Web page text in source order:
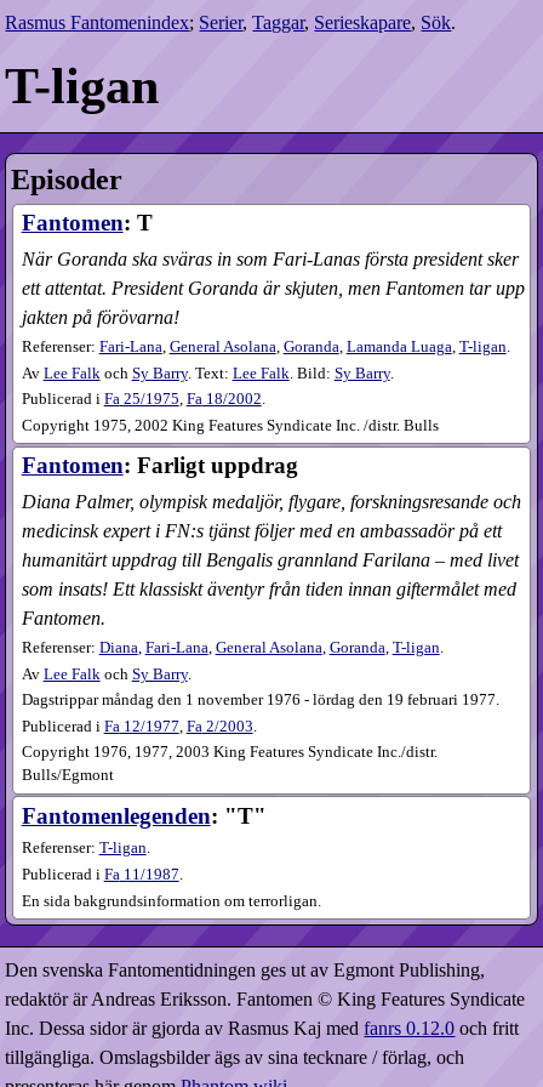
Rasmus Fantomenindex; Serier,Taggar, Serieskapare, Sök.
T-ligan
Episoder
Fantomen: T
När Goranda ska sväras in som Fari-Lanas första president sker
ett attentat. President Goranda är skjuten, men Fantomen tar upp
jakten på förövarna!
Referenser: Fari-Lana, General Asolana, Goranda, Lamanda Luaga, T-ligan.
Av Lee Falkoch Sy Barry. Text: Lee Falk. Bild: Sy Barry.
Publicerad i Fa25​/1975, Fa18​/2002.
Copyright 1975, 2002 King Features Syndicate Inc. /distr. Bulls
Fantomen: Farligt uppdrag
Diana Palmer, olympisk medaljör, flygare, forskningsresande och
medicinsk expert i FN:s tjänst följer med en ambassadör på ett
humanitärt uppdrag till Bengalis grannland Farilana – med livet
som insats! Ett klassiskt äventyr från tiden innan giftermålet med
Fantomen.
Referenser: Diana, Fari-Lana, General Asolana, Goranda, T-ligan.
Av Lee Falk och Sy Barry.
Dagstrippar måndag den 1 november 1976 - lördag den 19 februari 1977.
Publicerad i Fa12​/1977, Fa2​/2003.
Copyright 1976, 1977, 2003 King Features Syndicate Inc./distr.
Bulls/Egmont
Fantomenlegenden: "T"
Referenser: T-ligan.
Publicerad i Fa11​/1987.
En sida bakgrundsinformation om terrorligan.
Den svenska Fantomentidningen ges ut av Egmont Publishing,
redaktör är Andreas Eriksson. Fantomen © King Features Syndicate
Inc. Dessa sidor är gjorda av Rasmus Kaj medfanrs 0.12.0 och fritt
tillgängliga. Omslagsbilder ägs av sina tecknare / förlag, och